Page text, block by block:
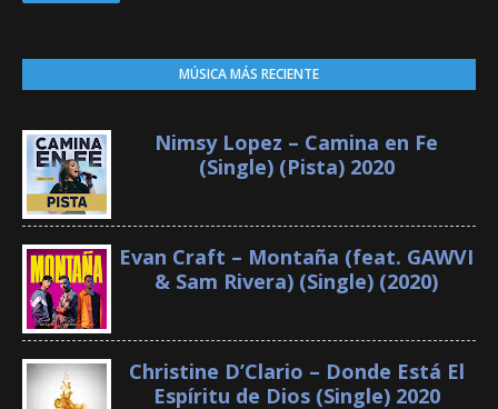
MÚSICA MÁS RECIENTE
Nimsy Lopez – Camina en Fe
(Single) (Pista) 2020
Evan Craft – Montaña (feat. GAWVI
& Sam Rivera) (Single) (2020)
Christine D’Clario – Donde Está El
Espíritu de Dios (Single) 2020